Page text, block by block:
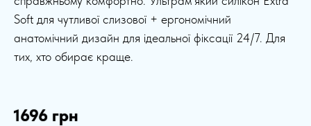
Soft для чутливої слизової + ергономічний
анатомічний дизайн для ідеальної фіксації 24/7. Для
тих, хто обирає краще.
1696 грн